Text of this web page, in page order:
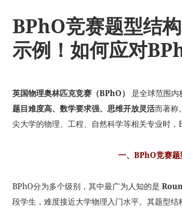
BPhO竞赛题型结
示例！如何应对
英国物理奥林匹克竞赛（BPhO）
是全球范围
题目难度高、数学要求强、思维开放灵活而著称
尖大学的物理、工程、自然科学等相关专业时
一、BPhO竞赛
BPhO分为多个级别，其中最广为人知的是
段学生，难度接近大学物理入门水平。其题型结